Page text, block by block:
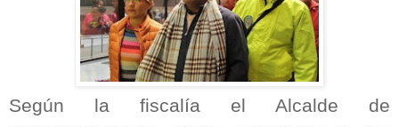
Según la fiscalía el Alcalde de